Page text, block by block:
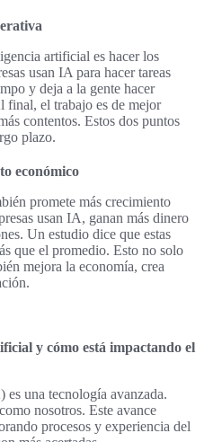
artificial es hacer los
usan IA para hacer tareas
y deja a la gente hacer
final, el trabajo es de mejor
contentos. Estos dos puntos
plazo.
económico
promete más crecimiento
usan IA, ganan más dinero
Un estudio dice que estas
que el promedio. Esto no solo
mejora la economía, crea
y cómo está impactando el
una tecnología avanzada.
nosotros. Este avance
procesos y experiencia del